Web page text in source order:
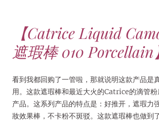
【Catrice Liquid
遮瑕棒 010 Porcellain
看到我都回购了一管啦，那就说明这款产品是
用。这款遮瑕棒和最近大火的Catrice的滴管
产品。这系列产品的特点是：好推开，遮瑕力
妝效果棒，不卡粉不斑驳。这款遮瑕棒也做到